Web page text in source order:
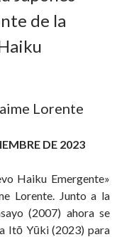
de la
Lorente
DE 2023
Haiku Emergente»
Lorente. Junto a la
(2007) ahora se
Itō Yūki (2023) para